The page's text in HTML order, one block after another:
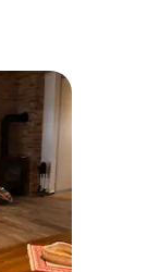
: 5 sur 5